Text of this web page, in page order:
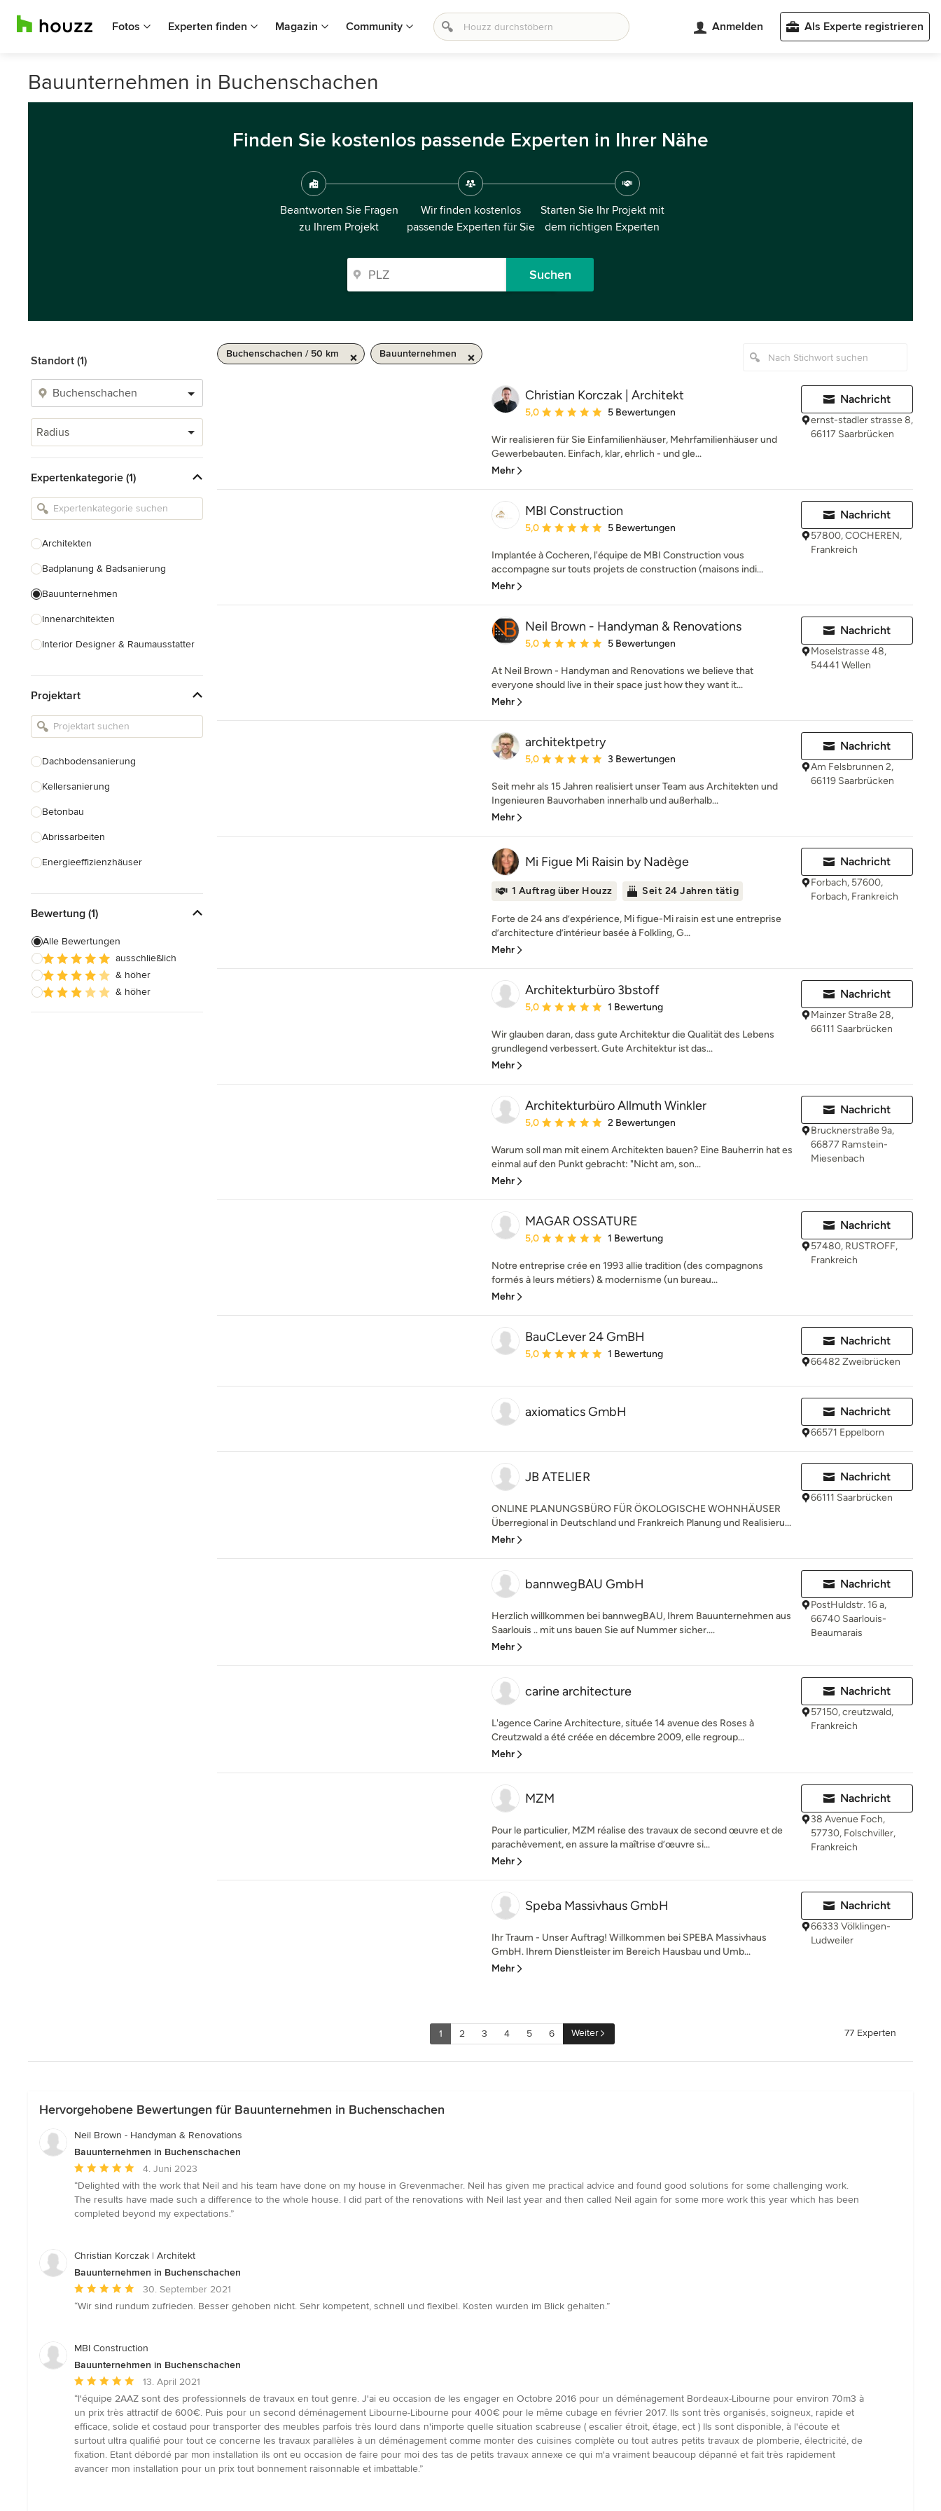
Fotos Experten finden Magazin Community Anmelden Als Experte registrieren
Bauunternehmen in Buchenschachen
Finden Sie kostenlos passende Experten in Ihrer Nähe
Beantworten Sie Fragen
zu Ihrem Projekt
Wir finden kostenlos
passende Experten für Sie
Starten Sie Ihr Projekt mit
dem richtigen Experten
Suchen
Standort (1)
Radius
Expertenkategorie (1)
Architekten
Badplanung & Badsanierung
Bauunternehmen
Innenarchitekten
Interior Designer & Raumausstatter
Landschaftsarchitekten
Armaturen & Sanitärbedarf
Projektart
Dachbodensanierung
Kellersanierung
Betonbau
Abrissarbeiten
Energieeffizienzhäuser
Garagenbau
Nachhaltiges Bauen
Hausanbau
Hauserweiterungen
Bewertung (1)
Alle Bewertungen
ausschließlich
& höher
& höher
Buchenschachen / 50 km Bauunternehmen
Christian Korczak | Architekt
Durchschnittliche Bewertung: 5 von 5 Sternen
5,0 5 Bewertungen
Wir realisieren für Sie Einfamilienhäuser, Mehrfamilienhäuser und
Gewerbebauten. Einfach, klar, ehrlich - und gle...
Mehr
Nachricht
ernst-stadler strasse 8,
66117 Saarbrücken
MBI Construction
Durchschnittliche Bewertung: 5 von 5 Sternen
5,0 5 Bewertungen
Implantée à Cocheren, l'équipe de MBI Construction vous
accompagne sur touts projets de construction (maisons indi...
Mehr
Nachricht
57800, COCHEREN,
Frankreich
Neil Brown - Handyman & Renovations
Durchschnittliche Bewertung: 5 von 5 Sternen
5,0 5 Bewertungen
At Neil Brown - Handyman and Renovations we believe that
everyone should live in their space just how they want it...
Mehr
Nachricht
Moselstrasse 48,
54441 Wellen
architektpetry
Durchschnittliche Bewertung: 5 von 5 Sternen
5,0 3 Bewertungen
Seit mehr als 15 Jahren realisiert unser Team aus Architekten und
Ingenieuren Bauvorhaben innerhalb und außerhalb...
Mehr
Nachricht
Am Felsbrunnen 2,
66119 Saarbrücken
Mi Figue Mi Raisin by Nadège
1 Auftrag über Houzz Seit 24 Jahren tätig
Forte de 24 ans d’expérience, Mi figue-Mi raisin est une entreprise
d’architecture d’intérieur basée à Folkling, G...
Mehr
Nachricht
Forbach, 57600,
Forbach, Frankreich
Architekturbüro 3bstoff
Durchschnittliche Bewertung: 5 von 5 Sternen
5,0 1 Bewertung
Wir glauben daran, dass gute Architektur die Qualität des Lebens
grundlegend verbessert. Gute Architektur ist das...
Mehr
Nachricht
Mainzer Straße 28,
66111 Saarbrücken
Architekturbüro Allmuth Winkler
Durchschnittliche Bewertung: 5 von 5 Sternen
5,0 2 Bewertungen
Warum soll man mit einem Architekten bauen? Eine Bauherrin hat es
einmal auf den Punkt gebracht: "Nicht am, son...
Mehr
Nachricht
Brucknerstraße 9a,
66877 Ramstein-
Miesenbach
MAGAR OSSATURE
Durchschnittliche Bewertung: 5 von 5 Sternen
5,0 1 Bewertung
Notre entreprise crée en 1993 allie tradition (des compagnons
formés à leurs métiers) & modernisme (un bureau...
Mehr
Nachricht
57480, RUSTROFF,
Frankreich
BauCLever 24 GmBH
Durchschnittliche Bewertung: 5 von 5 Sternen
5,0 1 Bewertung
Nachricht
66482 Zweibrücken
axiomatics GmbH Nachricht
66571 Eppelborn
JB ATELIER
ONLINE PLANUNGSBÜRO FÜR ÖKOLOGISCHE WOHNHÄUSER
Überregional in Deutschland und Frankreich Planung und Realisieru...
Mehr
Nachricht
66111 Saarbrücken
bannwegBAU GmbH
Herzlich willkommen bei bannwegBAU, Ihrem Bauunternehmen aus
Saarlouis .. mit uns bauen Sie auf Nummer sicher....
Mehr
Nachricht
PostHuldstr. 16 a,
66740 Saarlouis-
Beaumarais
carine architecture
L'agence Carine Architecture, située 14 avenue des Roses à
Creutzwald a été créée en décembre 2009, elle regroup...
Mehr
Nachricht
57150, creutzwald,
Frankreich
MZM
Pour le particulier, MZM réalise des travaux de second œuvre et de
parachèvement, en assure la maîtrise d’œuvre si...
Mehr
Nachricht
38 Avenue Foch,
57730, Folschviller,
Frankreich
Speba Massivhaus GmbH
Ihr Traum - Unser Auftrag! Willkommen bei SPEBA Massivhaus
GmbH. Ihrem Dienstleister im Bereich Hausbau und Umb...
Mehr
Nachricht
66333 Völklingen-
Ludweiler
1 2 3 4 5 6 Weiter 77 Experten
Hervorgehobene Bewertungen für Bauunternehmen in Buchenschachen
Neil Brown - Handyman & Renovations
Bauunternehmen in Buchenschachen
Durchschnittliche
Bewertung:
5
von
4. Juni 2023
“Delighted with the work that Neil and his team have done on my house in Grevenmacher. Neil has given me practical advice and found good solutions for some challenging work.
The results have made such a difference to the whole house. I did part of the renovations with Neil last year and then called Neil again for some more work this year which has been
completed beyond my expectations.”
Christian Korczak | Architekt
Bauunternehmen in Buchenschachen
Durchschnittliche
Bewertung:
5
30. September 2021
“Wir sind rundum zufrieden. Besser gehoben nicht. Sehr kompetent, schnell und flexibel. Kosten wurden im Blick gehalten.”
MBI Construction
Bauunternehmen in Buchenschachen
Durchschnittliche
Bewertung:
5
von
5
Sternen
13. April 2021
“l'équipe 2AAZ sont des professionnels de travaux en tout genre. J'ai eu occasion de les engager en Octobre 2016 pour un déménagement Bordeaux-Libourne pour environ 70m3 à
un prix très attractif de 600€. Puis pour un second déménagement Libourne-Libourne pour 400€ pour le même cubage en février 2017. Ils sont très organisés, soigneux, rapide et
efficace, solide et costaud pour transporter des meubles parfois très lourd dans n'importe quelle situation scabreuse ( escalier étroit, étage, ect ) Ils sont disponible, à l'écoute et
surtout ultra qualifié pour tout ce concerne les travaux parallèles à un déménagement comme monter des cuisines complète ou tout autres petits travaux de plomberie, électricité, de
fixation. Etant débordé par mon installation ils ont eu occasion de faire pour moi des tas de petits travaux annexe ce qui m'a vraiment beaucoup dépanné et fait très rapidement
avancer mon installation pour un prix tout bonnement raisonnable et imbattable.”